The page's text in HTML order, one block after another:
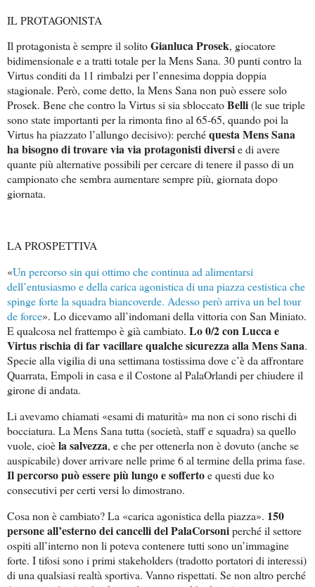
IL PROTAGONISTA
Il protagonista è sempre il solitoGianluca Prosek, giocatore
bidimensionale e a tratti totale per la Mens Sana. 30 punti contro la
Virtus conditi da 11 rimbalzi per l’ennesima doppia doppia
stagionale. Però, come detto, la Mens Sana non può essere solo
Prosek. Bene che contro la Virtus si sia sbloccatoBelli(le sue triple
sono state importanti per la rimonta fino al 65-65, quando poi la
Virtus ha piazzato l’allungo decisivo): perchéquesta Mens Sana
ha bisogno di trovare via via protagonisti diversie di avere
quante più alternative possibili per cercare di tenere il passo di un
campionato che sembra aumentare sempre più, giornata dopo
giornata.
LA PROSPETTIVA
«Un percorso sin qui ottimo che continua ad alimentarsi
dell’entusiasmo e della carica agonistica di una piazza cestistica che
spinge forte la squadra biancoverde. Adesso però arriva un bel tour
de force». Lo dicevamo all’indomani della vittoria con San Miniato.
E qualcosa nel frattempo è già cambiato. Lo 0/2 con Lucca e
Virtus rischia di far vacillare qualche sicurezza alla Mens Sana.
Specie alla vigilia di una settimana tostissima dove c’è da affrontare
Quarrata, Empoli in casa e il Costone al PalaOrlandi per chiudere il
girone di andata.
Li avevamo chiamati «esami di maturità» ma non ci sono rischi di
bocciatura. La Mens Sana tutta (società, staff e squadra) sa quello
vuole, cioèla salvezza, e che per ottenerla non è dovuto (anche se
auspicabile) dover arrivare nelle prime 6 al termine della prima fase.
Il percorso può essere più lungo e soffertoe questi due ko
consecutivi per certi versi lo dimostrano.
Cosa non è cambiato? La «carica agonistica della piazza». 150
persone all’esterno dei cancelli del PalaCorsoniperché il settore
ospiti all’interno non li poteva contenere tutti sono un’immagine
forte. I tifosi sono i primi stakeholders (tradotto portatori di interessi)
di una qualsiasi realtà sportiva. Vanno rispettati. Se non altro perché